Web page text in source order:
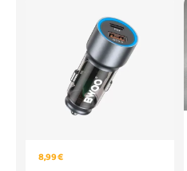
8,99 €